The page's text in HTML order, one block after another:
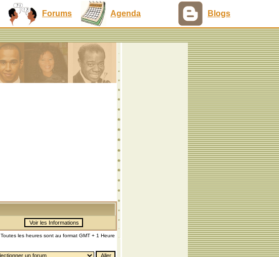
Forums Agenda Blogs
Toutes les heures sont au format GMT + 1 Heure